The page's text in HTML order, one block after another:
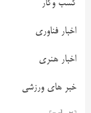
کسب وکار
اخبار فناوری
اخبار هنری
خبر های ورزشی